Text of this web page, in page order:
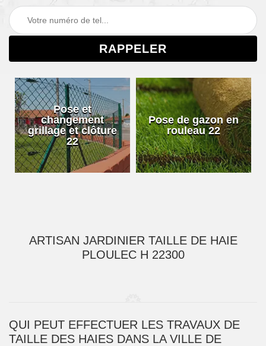
Pose et
changement
grillage et clôture
22
Pose de gazon en
rouleau 22
ARTISAN JARDINIER TAILLE DE HAIE
PLOULEC H 22300
QUI PEUT EFFECTUER LES TRAVAUX DE
TAILLE DES HAIES DANS LA VILLE DE